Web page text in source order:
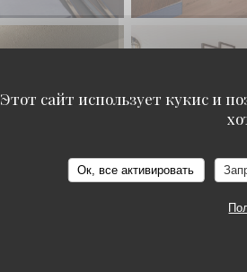
Этот сайт использует кукис и
Ок, все активировать